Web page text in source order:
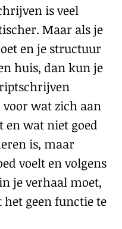
is veel
Maar als je
en je structuur
huis, dan kun je
voor wat zich aan
en wat niet goed
is, maar
voelt en volgens
je verhaal moet,
geen functie te